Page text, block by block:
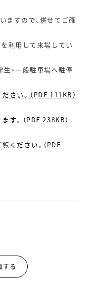
ますので、併せてご確
利用して来場してい
・一般駐車場へ駐停
さい。（PDF 111KB）
す。（PDF 238KB）
ください。(PDF
する